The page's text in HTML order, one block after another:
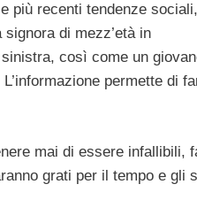
più recenti tendenze
di mezz’età in
così come un
permette di
mai di essere infallibili,
grati per il tempo e gli